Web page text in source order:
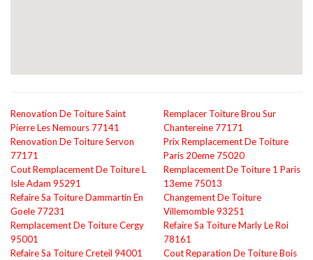
Renovation De Toiture Saint
Pierre Les Nemours 77141
Renovation De Toiture Servon
77171
Cout Remplacement De Toiture L
Isle Adam 95291
Refaire Sa Toiture Dammartin En
Goele 77231
Remplacement De Toiture Cergy
95001
Refaire Sa Toiture Creteil 94001
Remplacer Toiture Brou Sur
Chantereine 77171
Prix Remplacement De Toiture
Paris 20eme 75020
Remplacement De Toiture 1 Paris
13eme 75013
Changement De Toiture
Villemomble 93251
Refaire Sa Toiture Marly Le Roi
78161
Cout Reparation De Toiture Bois